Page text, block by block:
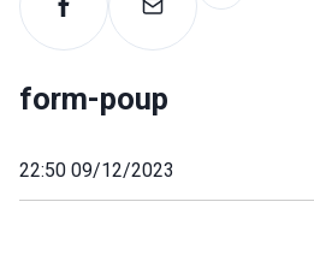
form-poup
22:50 09/12/2023